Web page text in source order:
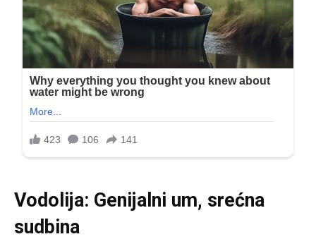
Vodolija: Genijalni um, srećna
sudbina